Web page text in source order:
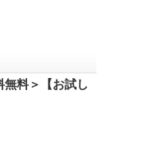
料＞【お試し